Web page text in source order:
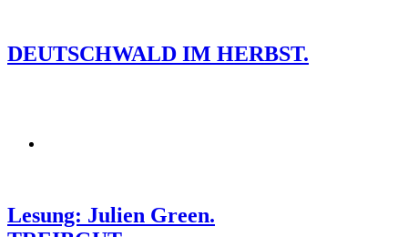
DEUTSCHWALD IM HERBST.
Lesung: Julien Green.